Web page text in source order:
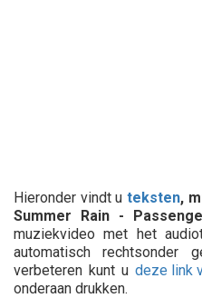
Hieronder vindt uteksten,
Summer Rain -
muziekvideo met het
automatisch rechtsonder
verbeteren kunt u deze link
onderaan drukken.